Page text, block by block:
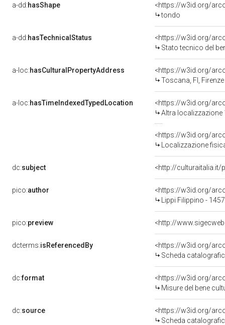
a-dd:hasShape
<https://w3id.org/
tondo
a-dd:hasTechnicalStatus
<https://w3id.org/
Stato tecnico del
a-loc:hasCulturalPropertyAddress
<https://w3id.org/
Toscana, FI, Firenze
a-loc:hasTimeIndexedTypedLocation
<https://w3id.org/
Altra localizzazione
<https://w3id.org/
Localizzazione
dc:subject <http://culturaitalia.it/
pico:author
<https://w3id.org/
Lippi Filippino -
pico:preview <http://
dcterms:isReferencedBy
<https://w3id.org/
Scheda
dc:format
<https://w3id.org/
Misure del bene
dc:source
<https://w3id.org/
Scheda